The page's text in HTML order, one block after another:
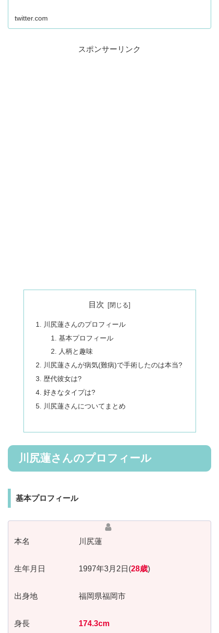
twitter.com
スポンサーリンク
目次
川尻蓮さんのプロフィール
基本プロフィール
人柄と趣味
川尻蓮さんが病気(難病)で手術したのは本当?
歴代彼女は?
好きなタイプは?
川尻蓮さんについてまとめ
川尻蓮さんのプロフィール
基本プロフィール
本名 川尻蓮
生年月日 1997年3月2日(28歳)
出身地 福岡県福岡市
身長 174.3cm